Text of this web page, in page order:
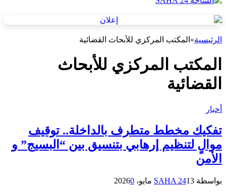
الرئيسية» المكتب المركزي للأبحاث القضائية
المكتب المركزي للأبحاث
القضائية
أخبار
تفكيك مخطط متطرف بالداخلة.. توقيف
موالٍ لتنظيم إرهابي بتنسيق بين “البسيج” و
الأمن
بواسطة SAHA 2413 مايو، 2026 0